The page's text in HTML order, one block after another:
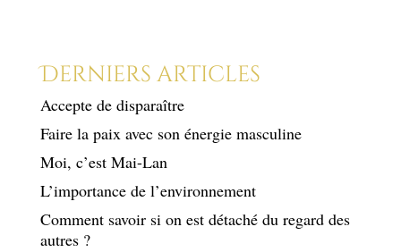
Derniers articles
Accepte de disparaître
Faire la paix avec son énergie masculine
Moi, c’est Mai-Lan
L’importance de l’environnement
Comment savoir si on est détaché du regard des
autres ?